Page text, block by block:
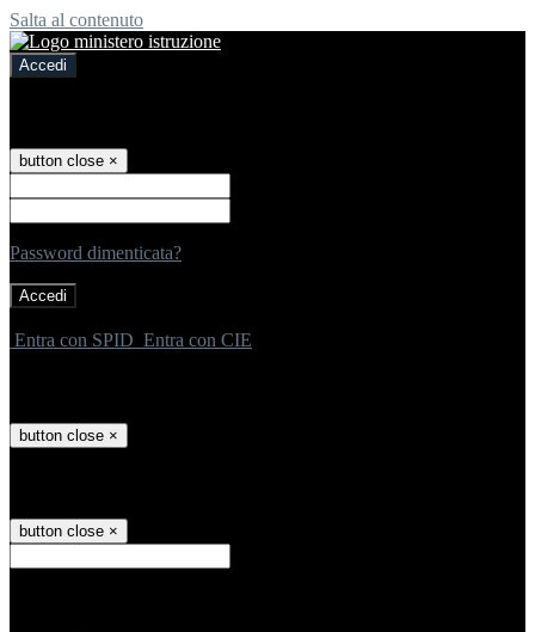
Salta al contenuto
Accedi
button close ×
Password dimenticata?
Entra con SPID Entra con CIE
button close ×
button close ×